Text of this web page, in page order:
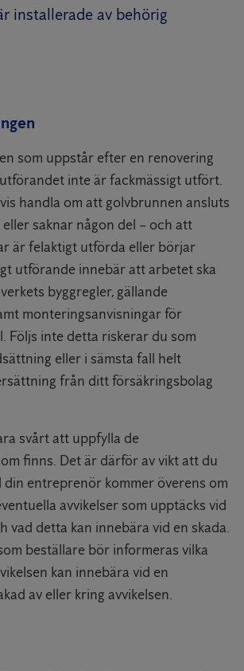
installerade av behörig
som uppstår efter en renovering
inte är fackmässigt utfört.
handla om att golvbrunnen ansluts
saknar någon del – och att
är felaktigt utförda eller börjar
utförande innebär att arbetet ska
byggregler, gällande
monteringsanvisningar för
Följs inte detta riskerar du som
eller i sämsta fall helt
från ditt försäkringsbolag
svårt att uppfylla de
finns. Det är därför av vikt att du
din entreprenör kommer överens om
avvikelser som upptäcks vid
vad detta kan innebära vid en skada.
beställare bör informeras vilka
kan innebära vid en
av eller kring avvikelsen.